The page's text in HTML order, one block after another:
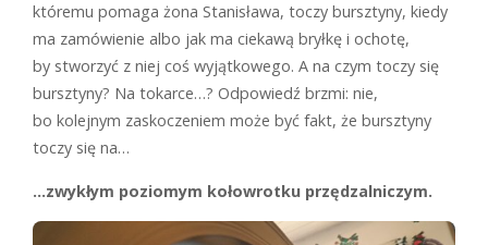
któremu pomaga żona Stanisława, toczy bursztyny, kiedy
ma zamówienie albo jak ma ciekawą bryłkę i ochotę,
by stworzyć z niej coś wyjątkowego. A na czym toczy się
bursztyny? Na tokarce…? Odpowiedź brzmi: nie,
bo kolejnym zaskoczeniem może być fakt, że bursztyny
toczy się na…
…zwykłym poziomym kołowrotku przędzalniczym.